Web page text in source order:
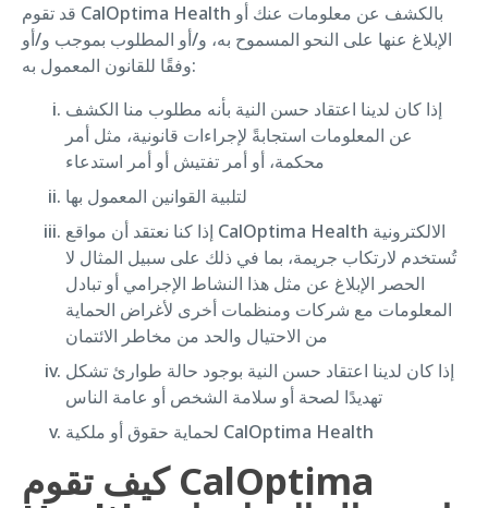
قد تقوم CalOptima Health بالكشف عن معلومات عنك أو
الإبلاغ عنها على النحو المسموح به، و/أو المطلوب بموجب و/أو
وفقًا للقانون المعمول به:
إذا كان لدينا اعتقاد حسن النية بأنه مطلوب منا الكشف
عن المعلومات استجابةً لإجراءات قانونية، مثل أمر
محكمة، أو أمر تفتيش أو أمر استدعاء
لتلبية القوانين المعمول بها
إذا كنا نعتقد أن مواقع CalOptima Health الالكترونية
تُستخدم لارتكاب جريمة، بما في ذلك على سبيل المثال لا
الحصر الإبلاغ عن مثل هذا النشاط الإجرامي أو تبادل
المعلومات مع شركات ومنظمات أخرى لأغراض الحماية
من الاحتيال والحد من مخاطر الائتمان
إذا كان لدينا اعتقاد حسن النية بوجود حالة طوارئ تشكل
تهديدًا لصحة أو سلامة الشخص أو عامة الناس
لحماية حقوق أو ملكية CalOptima Health
كيف تقوم CalOptima